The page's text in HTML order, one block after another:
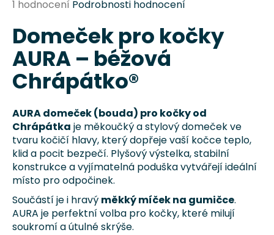
Průměrné
produktu
je
5,0
5
1 hodnocení Podrobnosti hodnocení
Domeček pro kočky
AURA – béžová
Chrápátko®
AURA domeček (bouda) pro kočky od
Chrápátka je měkoučký a stylový domeček ve
tvaru kočičí hlavy, který dopřeje vaší kočce teplo,
klid a pocit bezpečí. Plyšový výstelka, stabilní
konstrukce a vyjímatelná poduška vytvářejí ideální
místo pro odpočinek.
Součástí je i hravý měkký míček na gumičce.
AURA je perfektní volba pro kočky, které milují
soukromí a útulné skrýše.
j
í
t
?
HLEDAT
D
o
p